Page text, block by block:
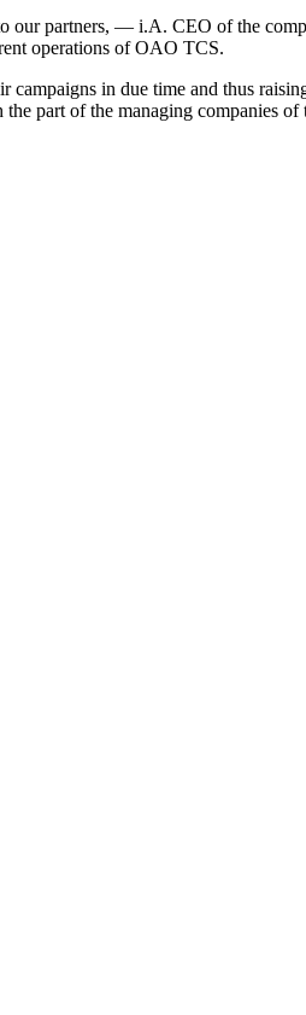
our partners, — i.A. CEO of the
operations of OAO TCS.
in due time and thus
part of the managing companies of